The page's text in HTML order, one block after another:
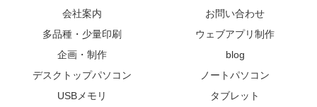
会社案内
お問い合わせ
多品種・少量印刷
ウェブアプリ制作
企画・制作
blog
デスクトップパソコン
ノートパソコン
USBメモリ
タブレット